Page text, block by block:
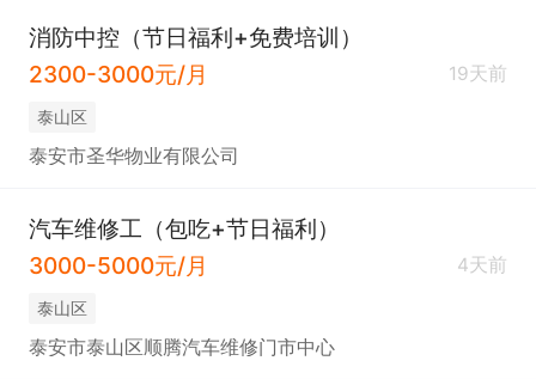
消防中控（节日福利+免费培训）
2300-3000元/月
19天前
泰山区
泰安市圣华物业有限公司
汽车维修工（包吃+节日福利）
3000-5000元/月
4天前
泰山区
泰安市泰山区顺腾汽车维修门市中心